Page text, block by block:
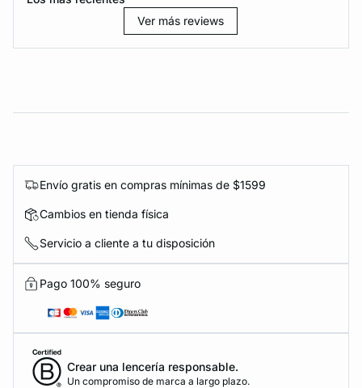
Ver más reviews
Envío gratis en compras mínimas de $1599
Cambios en tienda física
Servicio a cliente a tu disposición
Pago 100% seguro
Crear una lencería responsable.
Un compromiso de marca a largo plazo.